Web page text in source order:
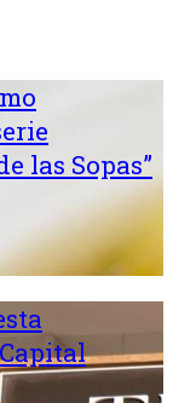
las Sopas”